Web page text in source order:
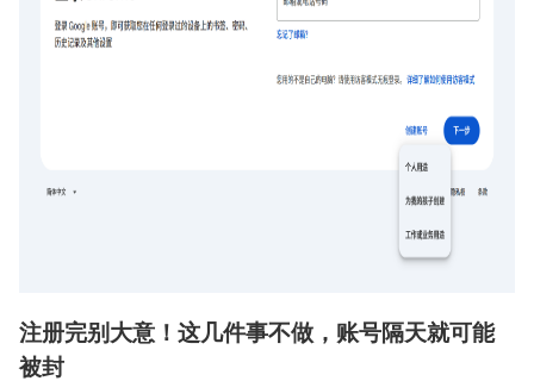
注册完别大意！这几件事不做，账号隔天就可能
被封